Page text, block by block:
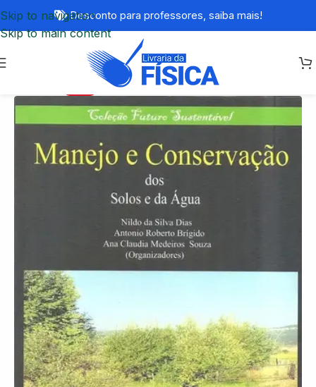
Skip to navigation
Skip to main content
Desconto para professores, saiba mais!